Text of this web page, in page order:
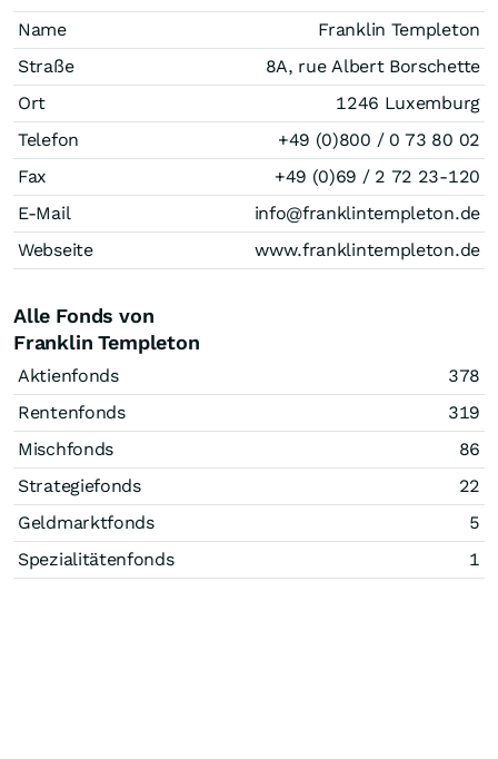
Name
Franklin Templeton
Straße
8A, rue Albert Borschette
Ort
1246 Luxemburg
Telefon
+49 (0)800 / 0 73 80 02
Fax
+49 (0)69 / 2 72 23-120
E-Mail
info@franklintempleton.de
Webseite
www.franklintempleton.de
Alle Fonds von
Franklin Templeton
Aktienfonds
378
Rentenfonds
319
Mischfonds
86
Strategiefonds
22
Geldmarktfonds
5
Spezialitätenfonds
1